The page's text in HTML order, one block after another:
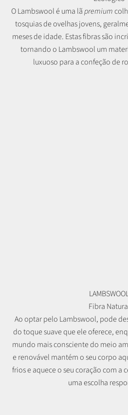
O Lambswool é uma lãpremium
tosquias de ovelhas jovens,
meses de idade. Estas fibras são
tornando o Lambswool um
luxuoso para a confeção de
Fibra
Ao optar pelo Lambswool, pode
do toque suave que ele oferece,
mundo mais consciente do meio
e renovável mantém o seu corpo
frios e aquece o seu coração com a
uma escolha